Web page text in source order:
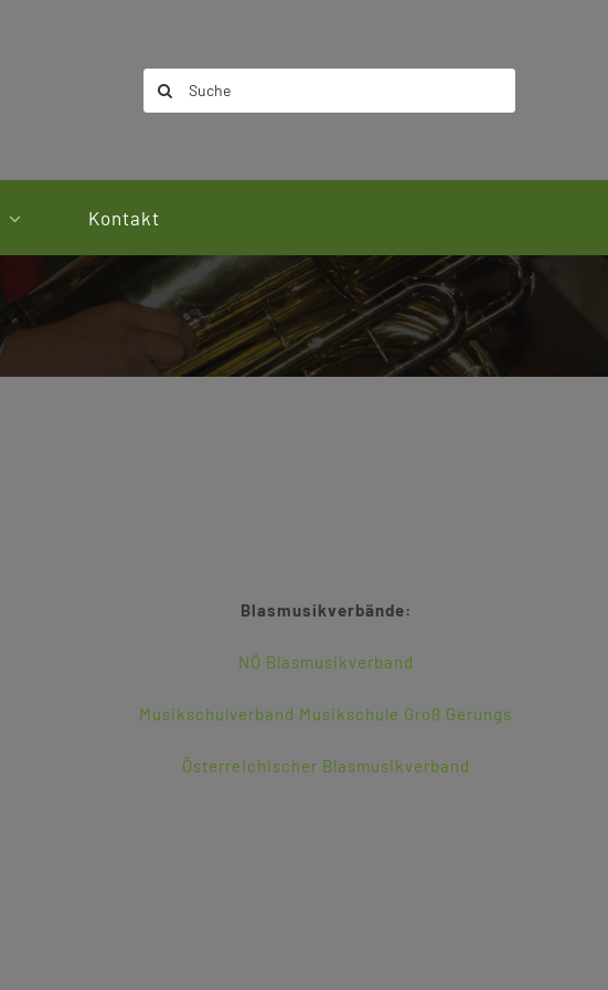
Suche
nach:
Kontakt
Blasmusikverbände:
NÖ Blasmusikverband
Musikschulverband Musikschule Groß Gerungs
Österreichischer Blasmusikverband